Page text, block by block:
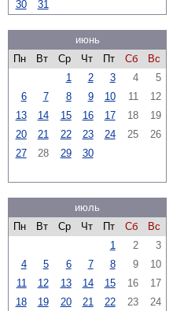
30
31
июнь
Пн
Вт Ср Чт Пт Сб
Вс
1
2 3 4
5
6
7 8 9 10 11
12
13
14 15 16 17 18
19
20
21 22 23 24 25
26
27
28 29 30
июль
Пн
Вт Ср Чт Пт Сб
Вс
1
2
3
4
5 6 7 8 9
10
11
12 13 14 15 16
17
18
19 20 21 22 23
24